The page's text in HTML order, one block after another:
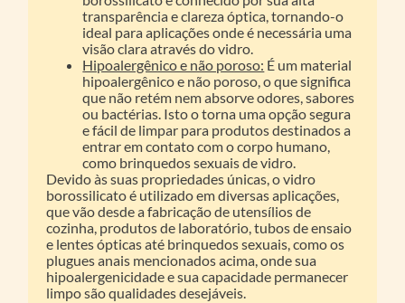
transparência e clareza óptica, tornando-o
ideal para aplicações onde é necessária uma
visão clara através do vidro.
Hipoalergênico e não poroso: É um material
hipoalergênico e não poroso, o que significa
que não retém nem absorve odores, sabores
ou bactérias. Isto o torna uma opção segura
e fácil de limpar para produtos destinados a
entrar em contato com o corpo humano,
como brinquedos sexuais de vidro.
Devido às suas propriedades únicas, o vidro
borossilicato é utilizado em diversas aplicações,
que vão desde a fabricação de utensílios de
cozinha, produtos de laboratório, tubos de ensaio
e lentes ópticas até brinquedos sexuais, como os
plugues anais mencionados acima, onde sua
hipoalergenicidade e sua capacidade permanecer
limpo são qualidades desejáveis.